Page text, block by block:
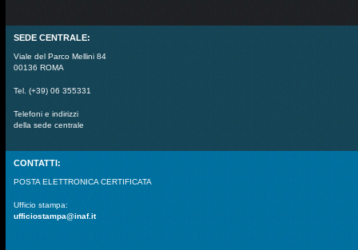
SEDE CENTRALE:
Viale del Parco Mellini 84
00136 ROMA
Tel. (+39) 06 355331
Telefoni e indirizzi
della sede centrale
CONTATTI:
POSTA ELETTRONICA CERTIFICATA
Ufficio stampa:
ufficiostampa@inaf.it